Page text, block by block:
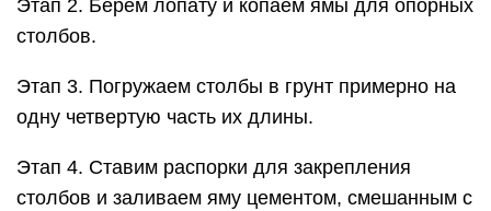
Этап 2. Берем лопату и копаем ямы для опорных
столбов.
Этап 3. Погружаем столбы в грунт примерно на
одну четвертую часть их длины.
Этап 4. Ставим распорки для закрепления
столбов и заливаем яму цементом, смешанным с